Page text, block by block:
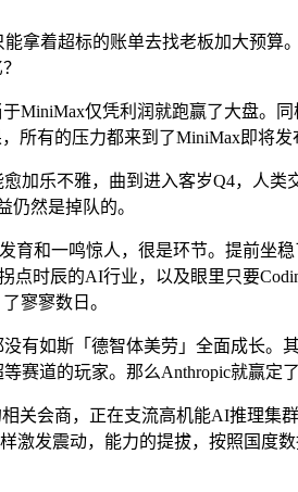
着超标的账单去找老板加大预算
仅凭利润就跑赢了大盘。
所有的压力都来到了MiniMax即将发
乐不雅，曲到进入客岁Q4，人类
仍然是掉队的。
一鸣惊人，很是环节。提前坐稳
时辰的AI行业，以及眼里只要
寥寥数日。
如斯「德智体美劳」全面成长。
道的玩家。那么Anthropic就赢定
会商，正在支流高机能AI推理集
发震动，能力的提拔，按照国度